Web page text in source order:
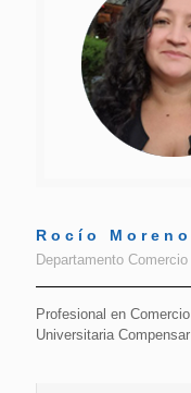
Rocío Moreno
Departamento
Profesional en
Universitaria Compensar